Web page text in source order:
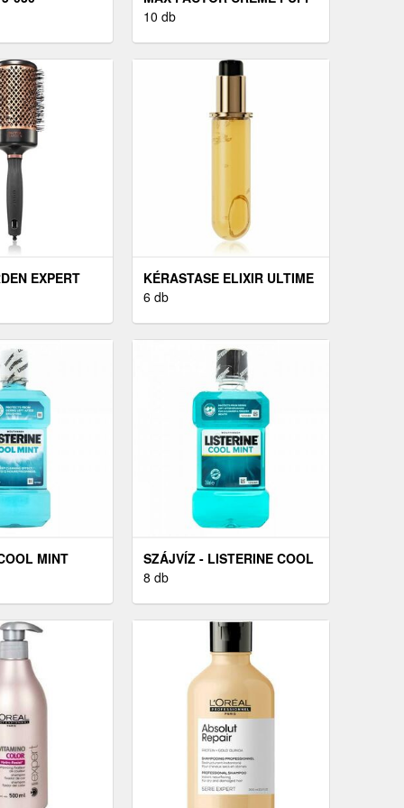
PÚDER MINDEN
10 db
EXPERT
KÖRKEFE 1
KÉRASTASE ELIXIR ULTIME
SAMPON MINDEN
6 db
MINT
SZÁJVÍZ - LISTERINE COOL
MINT, 250 ML
8 db